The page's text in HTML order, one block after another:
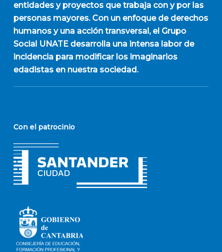
entidades y proyectos que trabaja con y por las
personas mayores. Con un enfoque de derechos
humanos y una acción transversal, el Grupo
Social UNATE desarrolla una intensa labor de
incidencia para modificar los imaginarios
edadistas en nuestra sociedad.
Con el patrocinio